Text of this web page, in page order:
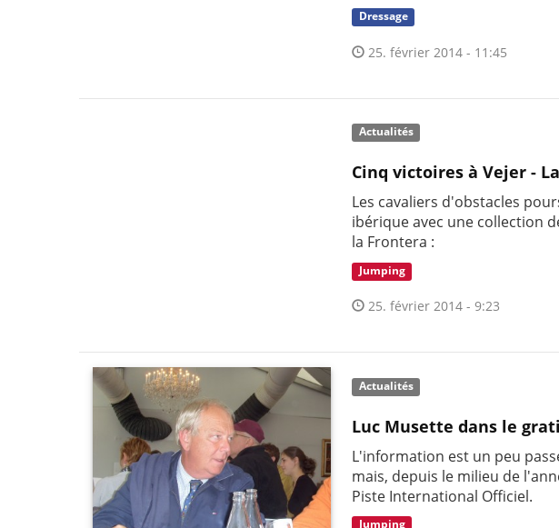
Dressage
25. février 2014 - 11:45
Actualités
Cinq victoires à Vejer -
Les cavaliers d'obstacles
ibérique avec une collection
la Frontera :
Jumping
25. février 2014 - 9:23
Actualités
Luc Musette dans le
L'information est un peu
mais, depuis le milieu de
Piste International Officiel.
Jumping